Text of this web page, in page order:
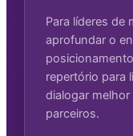
Para líderes de
aprofundar o
repertório para
dialogar
parceiros.